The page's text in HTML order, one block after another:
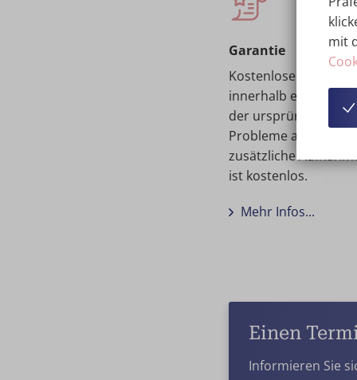
Garantie
Kostenloser Eingriff,
innerhalb eines
der ursprünglichen
Probleme auftreten.
zusätzliche
ist kostenlos.
Mehr Infos...
Einen
Informieren Sie
mit